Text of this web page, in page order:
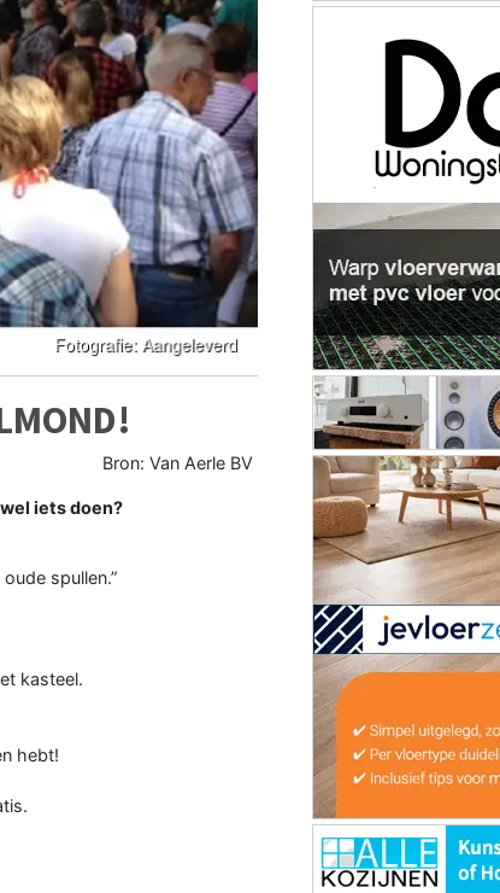
Bron: Van Aerle BV
iets doen?
spullen.”
kasteel.
hebt!